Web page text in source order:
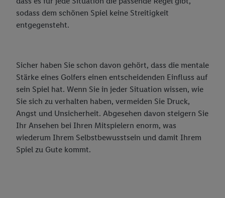
Gut gekleidet
Größentabelle
Vegane Welt
Bioland Eierbäuerin Groß Wüstenfelde
Bioland Gemüsebauer Oldendorf
Bioland Gemüsebauer Wessenstedt Natendorf
Bioland Milchbauern Noer
Bioland Gärtner Papenburg
Eigenmarken Food
Alkoholfreie Getränke
Solevita
Kong Strong
Bio-Produkte
Brotaufstriche
sodass dem schönen Spiel keine Streitigkeit
entgegensteht.
Sicher haben Sie schon davon gehört, dass die mentale
Stärke eines Golfers einen entscheidenden Einfluss auf
sein Spiel hat. Wenn Sie in jeder Situation wissen, wie
Sie sich zu verhalten haben, vermeiden Sie Druck,
Angst und Unsicherheit. Abgesehen davon steigern Sie
Ihr Ansehen bei Ihren Mitspielern enorm, was
wiederum Ihrem Selbstbewusstsein und damit Ihrem
Spiel zu Gute kommt.